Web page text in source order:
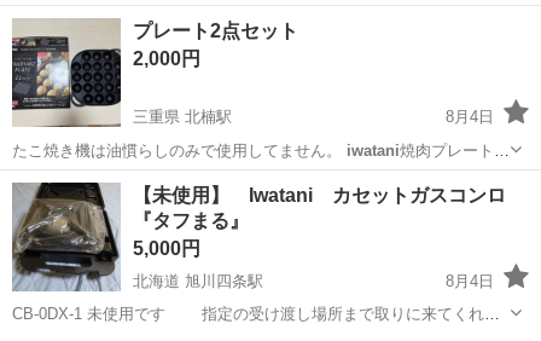
栃木 宇都宮市 宇都宮駅 調理器具
プレート2点セット
2,000円
三重県 北楠駅
8月4日
たこ焼き機は油慣らしのみで使用してません。 iwatani焼肉プレートは
1度使用 使用済網1枚、未使用の網が1枚付きます ガスコンロやカセッ
トコンロで使用できます。
三重 四日市市 北楠駅
【未使用】 Iwatani カセットガスコンロ
『タフまる』
5,000円
北海道 旭川四条駅
8月4日
CB-0DX-1 未使用です 指定の受け渡し場所まで取りに来てくれる